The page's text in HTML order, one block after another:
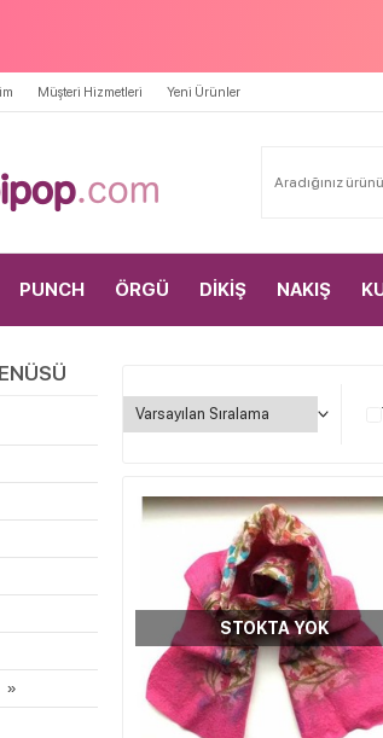
Müşteri Hizmetleri Yeni Ürünler
PUNCH ÖRGÜ DİKİŞ NAKIŞ
STOKTA YOK